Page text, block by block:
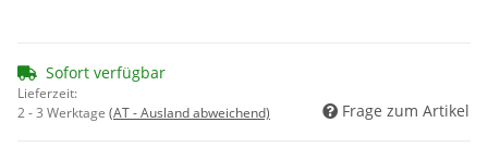
Sofort verfügbar
Lieferzeit:
2 - 3 Werktage (AT - Ausland abweichend) Frage zum Artikel